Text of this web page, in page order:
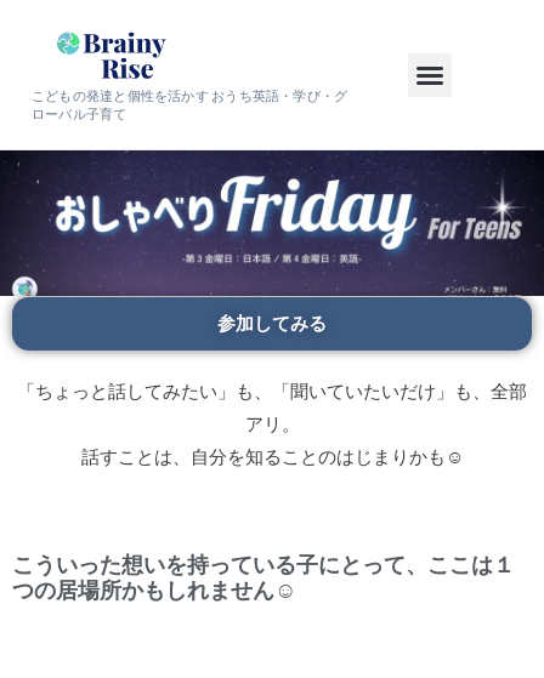
こどもの発達と個性を活かす おうち英語・学び・グ
ローバル子育て
参加してみる
「ちょっと話してみたい」も、「聞いていたいだけ」も、全部
アリ。
話すことは、自分を知ることのはじまりかも☺︎
こういった想いを持っている子にとって、ここは１
つの居場所かもしれません☺︎